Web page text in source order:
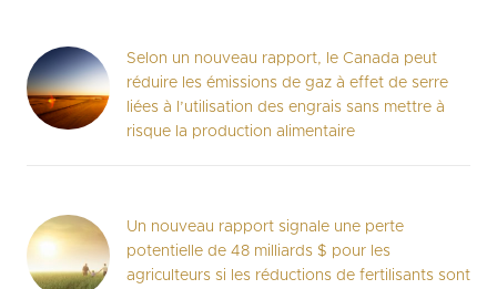
Selon un nouveau rapport, le Canada peut
réduire les émissions de gaz à effet de serre
liées à l’utilisation des engrais sans mettre à
risque la production alimentaire
Un nouveau rapport signale une perte
potentielle de 48 milliards $ pour les
agriculteurs si les réductions de fertilisants sont